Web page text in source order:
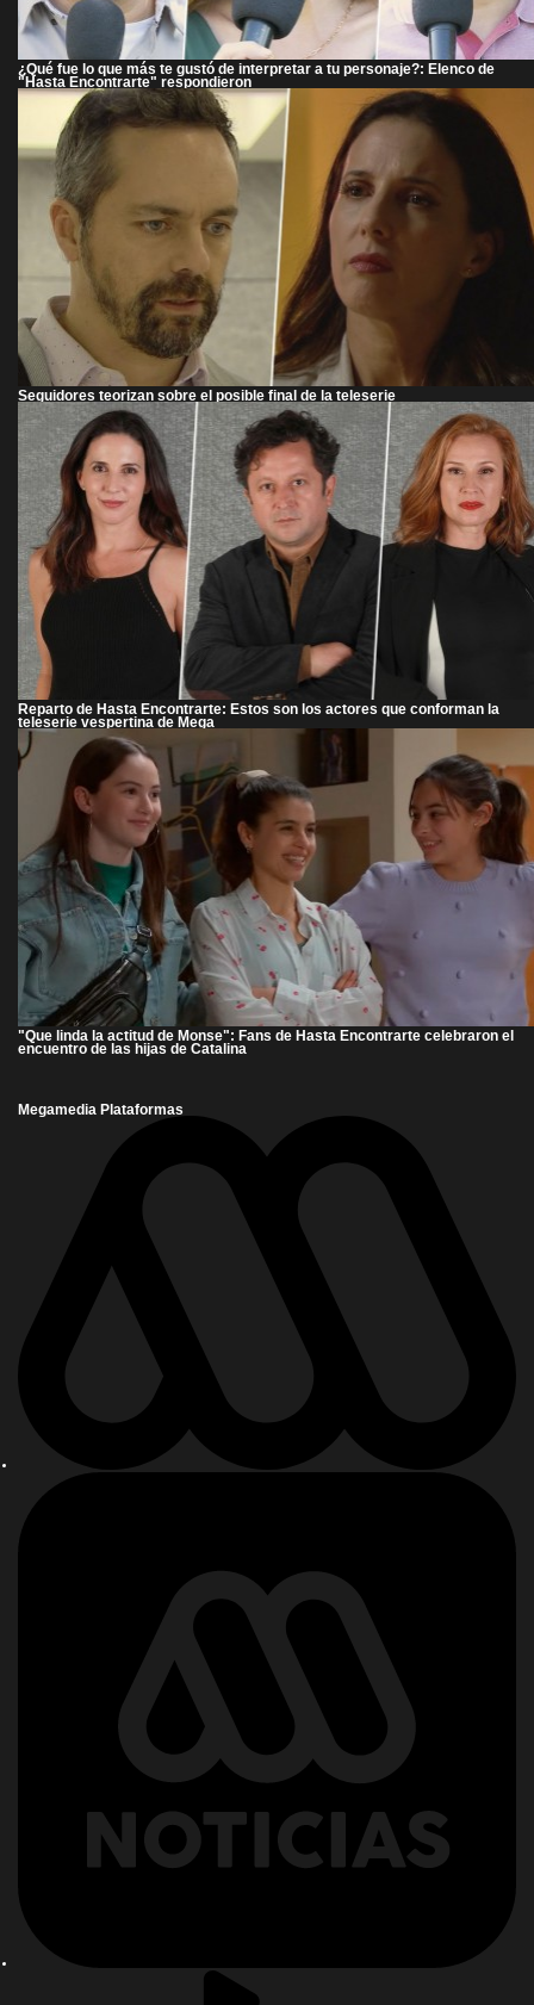
¿Qué fue lo que más te gustó de interpretar a tu personaje?: Elenco de
"Hasta Encontrarte" respondieron
Seguidores teorizan sobre el posible final de la teleserie
Reparto de Hasta Encontrarte: Estos son los actores que conforman la
teleserie vespertina de Mega
"Que linda la actitud de Monse": Fans de Hasta Encontrarte celebraron el
encuentro de las hijas de Catalina
Megamedia Plataformas